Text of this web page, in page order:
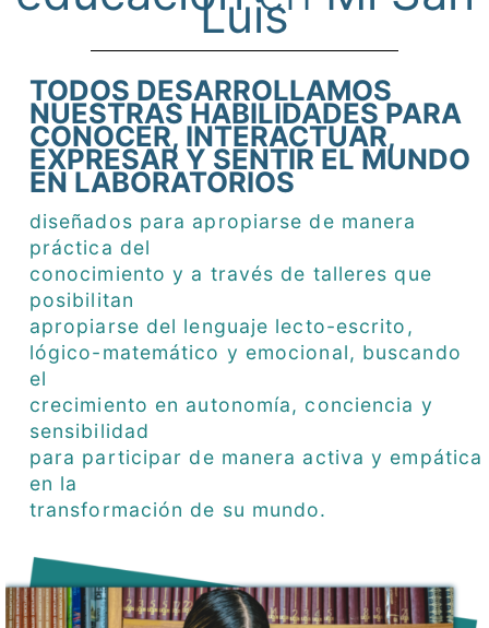
Luis
TODOS DESARROLLAMOS
NUESTRAS HABILIDADES PARA
CONOCER, INTERACTUAR,
EXPRESAR Y SENTIR EL MUNDO
EN LABORATORIOS
diseñados para apropiarse de manera
práctica del
conocimiento y a través de talleres que
posibilitan
apropiarse del lenguaje lecto-escrito,
lógico-matemático y emocional, buscando
el
crecimiento en autonomía, conciencia y
sensibilidad
para participar de manera activa y empática
en la
transformación de su mundo.